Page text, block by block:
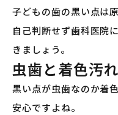
子どもの歯の黒い点は
自己判断せず歯科医院
きましょう。
虫歯と着色汚
黒い点が虫歯なのか着
安心ですよね。